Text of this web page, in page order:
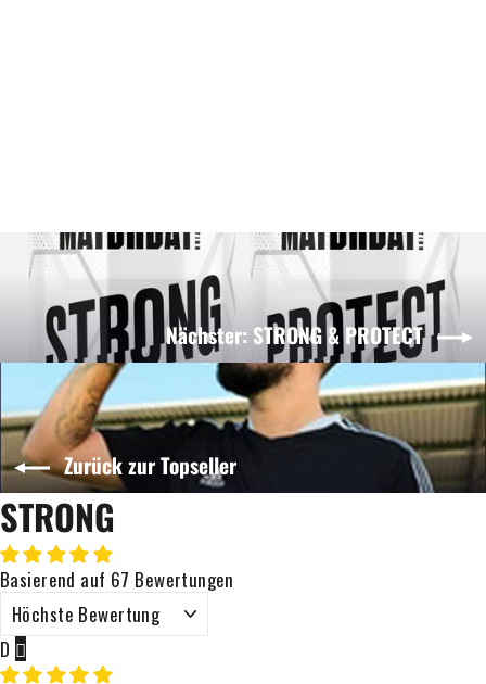
Nächster: STRONG & PROTECT
Zurück zur Topseller
STRONG
Basierend auf 67 Bewertungen
SORT BY
D